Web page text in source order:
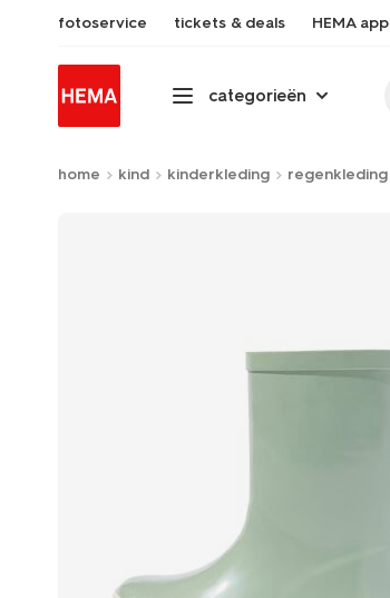
fotoservice tickets & deals HEMA app
categorieën
home kind kinderkleding regenkleding